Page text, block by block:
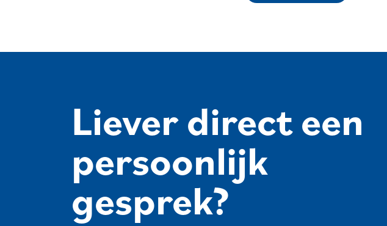
Liever direct een
persoonlijk
gesprek?